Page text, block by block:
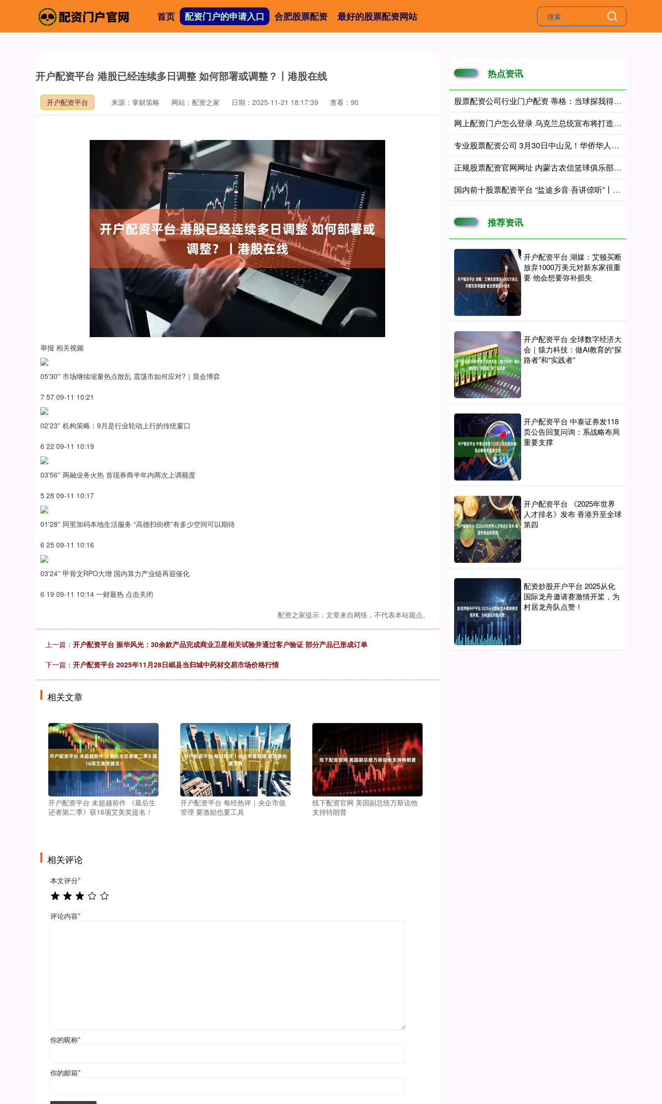
首页 配资门户的申请入口 合肥股票配资 最好的股票配资网站
开户配资平台 港股已经连续多日调整 如何部署或调整？丨港股在线
开户配资平台 来源：掌财策略 网站：配资之家 日期：2025-11-21 18:17:39 查看：90
举报 相关视频
05'30'' 市场继续缩量热点散乱 震荡市如何应对?｜晨会博弈
7 57 09-11 10:21
02'23'' 机构策略：9月是行业轮动上行的传统窗口
6 22 09-11 10:19
03'56'' 两融业务火热 首现券商半年内两次上调额度
5 28 09-11 10:17
01'28'' 阿里加码本地生活服务 “高德扫街榜”有多少空间可以期待
6 25 09-11 10:16
03'24'' 甲骨文RPO大增 国内算力产业链再迎催化
6 19 09-11 10:14 一财最热 点击关闭
配资之家提示：文章来自网络，不代表本站观点。
上一篇： 开户配资平台 振华风光：30余款产品完成商业卫星相关试验并通过客户验证 部分产品已形成订单
下一篇： 开户配资平台 2025年11月28日岷县当归城中药材交易市场价格行情
相关文章
开户配资平台 未超越前作 《最后生
还者第二季》获16项艾美奖提名！
开户配资平台 每经热评｜央企市值
管理 要激励也要工具
线下配资官网 美国副总统万斯说他
支持特朗普
相关评论
本文评分*
评论内容*
你的昵称*
你的邮箱*
热点资讯
股票配资公司行业门户配资 蒂格：当球探我得自掏腰包付酒店房费 后来心想这就是在白忙活
网上配资门户怎么登录 乌克兰总统宣布将打造国产反导系统
专业股票配资公司 3月30日中山见！华侨华人投资大会即将启幕
正规股票配资官网网址 内蒙古农信篮球俱乐部因行贿未遂与操纵比赛遭篮协重罚
国内前十股票配资平台 “盐途乡音·吾讲倷听”丨第六十七讲：《饿老虎吃“哑巴亏” 》
推荐资讯
开户配资平台 湖媒：艾顿买断
放弃1000万美元对新东家很重
要 他会想要弥补损失
开户配资平台 全球数字经济大
会｜猿力科技：做AI教育的“探
路者”和“实践者”
开户配资平台 中泰证券发118
页公告回复问询：系战略布局
重要支撑
开户配资平台 《2025年世界
人才排名》发布 香港升至全球
第四
配资炒股开户平台 2025从化
国际龙舟邀请赛激情开桨，为
村居龙舟队点赞！